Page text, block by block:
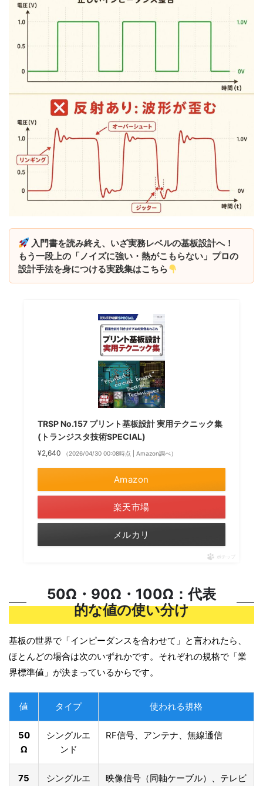
入門書を読み終え、いざ実務レベルの基板設計へ！
もう一段上の「ノイズに強い・熱がこもらない」プロの
設計手法を身につける実践集はこちら
TRSP No.157 プリント基板設計 実用テクニック集
(トランジスタ技術SPECIAL)
¥2,640 （2026/04/30 00:08時点 | Amazon調べ）
Amazon
楽天市場
メルカリ
ポチップ
50Ω・90Ω・100Ω：代表
的な値の使い分け
基板の世界で「インピーダンスを合わせて」と言われたら、
ほとんどの場合は次のいずれかです。それぞれの規格で「業
界標準値」が決まっているからです。
値 タイプ 使われる規格
50
Ω
シングルエ
ンド
RF信号、アンテナ、無線通信
75
シングルエ
映像信号（同軸ケーブル）、テレビ